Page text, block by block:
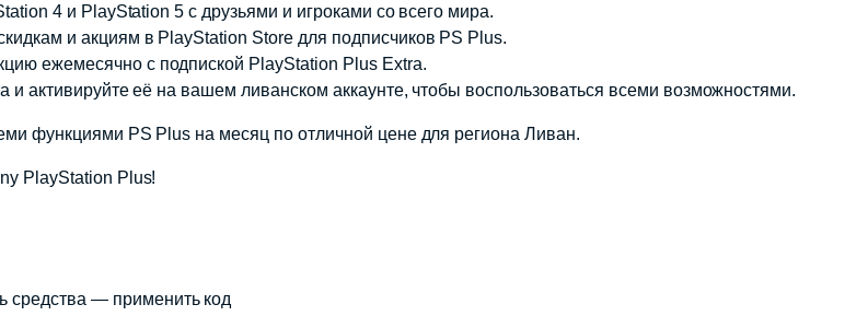
4 и PlayStation 5 с друзьями и игроками со всего мира.
и акциям в PlayStation Store для подписчиков PS Plus.
ежемесячно с подпиской PlayStation Plus Extra.
и активируйте её на вашем ливанском аккаунте, чтобы воспользоваться всеми возможностями.
функциями PS Plus на месяц по отличной цене для региона Ливан.
PlayStation Plus!
средства — применить код